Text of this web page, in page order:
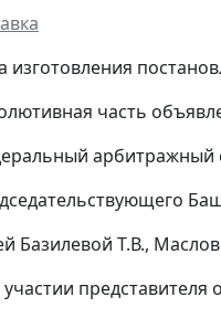
изготовления
часть
арбитражный
Базилевой Т.В.,
представителя